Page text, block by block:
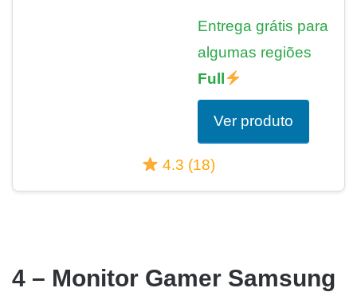
Entrega grátis para
algumas regiões
Full
Ver produto
4.3 (18)
4 – Monitor Gamer Samsung